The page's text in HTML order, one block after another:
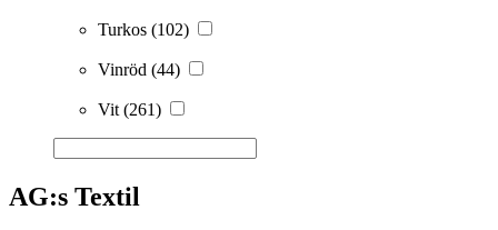
Turkos (102)
Vinröd (44)
Vit (261)
AG:s Textil